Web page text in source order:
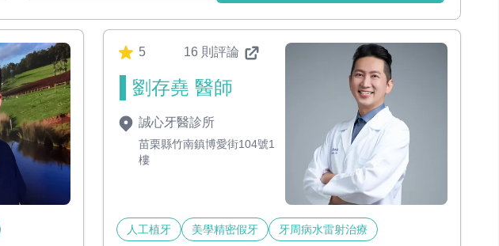
5 16 則評論
劉存堯 醫師
誠心牙醫診所
苗栗縣竹南鎮博愛街104號1
樓
人工植牙 美學精密假牙 牙周病水雷射治療